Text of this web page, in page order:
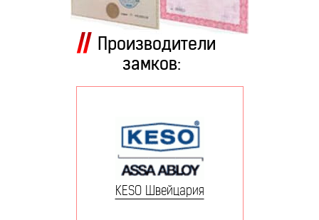
Производители
замков:
KESO Швейцария